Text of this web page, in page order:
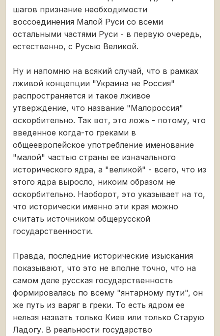
шагов признание необходимости
воссоединения Малой Руси со всеми
остальными частями Руси - в первую очередь,
естественно, с Русью Великой.
Ну и напомню на всякий случай, что в рамках
лживой концепции "Украина не Россия"
распространяется и такое лживое
утверждение, что название "Малороссия"
оскорбительно. Так вот, это ложь - потому, что
введенное когда-то греками в
общеевропейское употребление именование
"малой" частью страны ее изначального
исторического ядра, а "великой" - всего, что из
этого ядра выросло, никоим образом не
оскорбительно. Наоборот, это указывает на то,
что исторически именно эти края можно
считать источником общерусской
государственности.
Правда, последние исторические изыскания
показывают, что это не вполне точно, что на
самом деле русская государственность
формировалась по всему "янтарному пути", он
же путь из варяг в греки. То есть ядром ее
нельзя назвать только Киев или только Старую
Ладогу. В реальности государство